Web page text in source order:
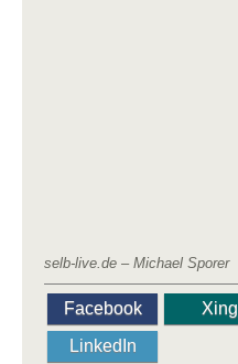
selb-live.de – Michael Sporer
Facebook Xing
LinkedIn